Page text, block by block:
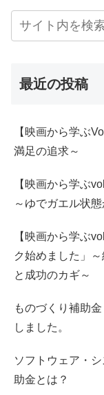
最近の投稿
【映画から学ぶ
満足の追求～
【映画から学ぶ
～ゆでガエル状
【映画から学ぶ
ク始めました」
と成功のカギ～
ものづくり補助
しました。
ソフトウェア・
助金とは？